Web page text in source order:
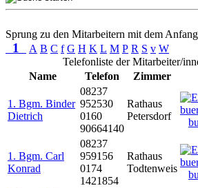
Sprung zu den Mitarbeitern mit dem
1 A B C f G H K L M P R S v W
Telefonliste der Mitarbeiter/
Name
Telefon Zimmer
1. Bgm. Binder
Dietrich
08237
952530
0160
90664140
Rathaus
Petersdorf
1. Bgm. Carl
Konrad
08237
959156
0174
1421854
Rathaus
Todtenweis